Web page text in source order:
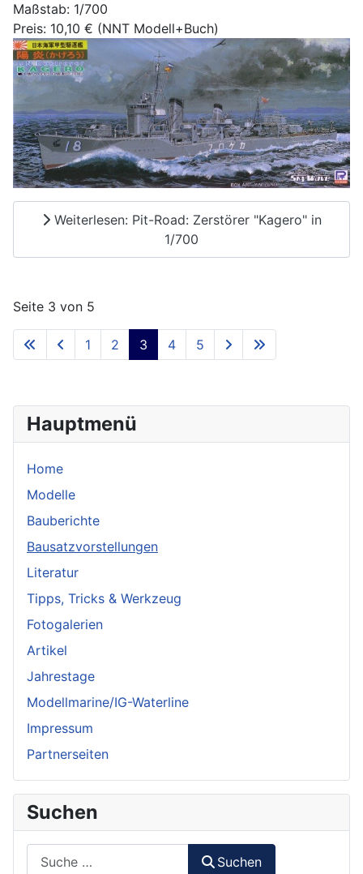
Hauptmenü
Home
Modelle
Bauberichte
Bausatzvorstellungen
Literatur
Tipps, Tricks & Werkzeug
Fotogalerien
Artikel
Jahrestage
Modellmarine/IG-Waterline
Impressum
Partnerseiten
Suchen
Suchen
Maßstab: 1/700
Preis: 10,10 € (NNT Modell+Buch)
Weiterlesen: Pit-Road: Zerstörer "Kagero" in
1/700
Seite 3 von 5
1 2 3 4 5